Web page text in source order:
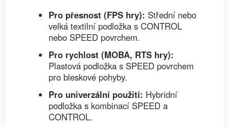
Pro přesnost (FPS hry): Střední nebo
velká textilní podložka s CONTROL
nebo SPEED povrchem.
Pro rychlost (MOBA, RTS hry):
Plastová podložka s SPEED povrchem
pro bleskové pohyby.
Pro univerzální použití: Hybridní
podložka s kombinací SPEED a
CONTROL.